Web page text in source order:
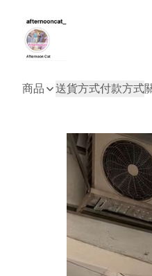
商品 送貨方式付款方式